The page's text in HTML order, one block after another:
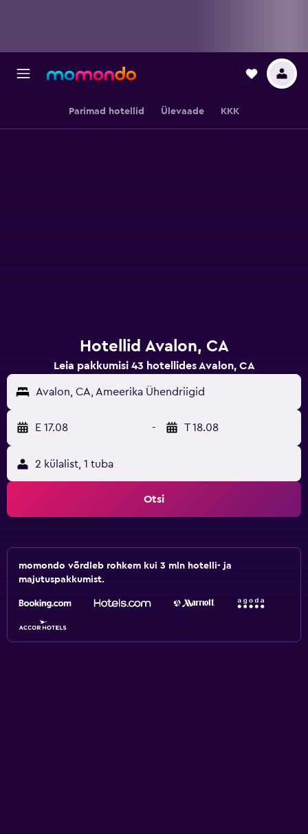
Parimad hotellid Ülevaade KKK
Hotellid Avalon, CA
Leia pakkumisi 43 hotellides Avalon, CA
Avalon, CA, Ameerika Ühendriigid
E 17.08 - T 18.08
2 külalist, 1 tuba
Otsi
momondo võrdleb rohkem kui 3 mln hotelli- ja
majutuspakkumist.